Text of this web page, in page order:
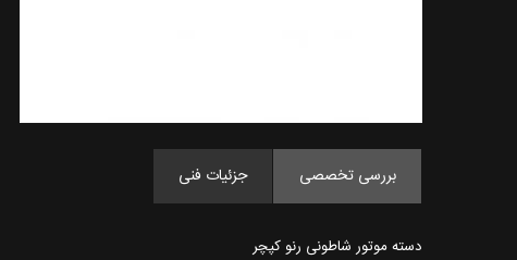
بررسی تخصصی جزئیات فنی
دسته موتور شاطونی رنو کپچر